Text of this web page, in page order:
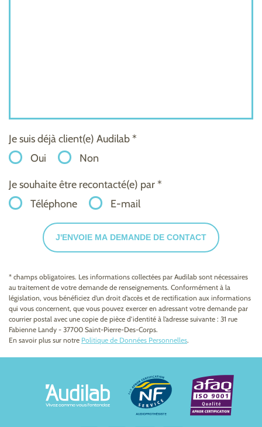
Je suis déjà client(e) Audilab *
Oui
Non
Je souhaite être recontacté(e) par *
Téléphone
E-mail
J'ENVOIE MA DEMANDE DE CONTACT
* champs obligatoires. Les informations collectées par Audilab sont nécessaires
au traitement de votre demande de renseignements. Conformément à la
législation, vous bénéficiez d’un droit d’accès et de rectification aux informations
qui vous concernent, que vous pouvez exercer en adressant votre demande par
courrier postal avec une copie de pièce d’identité à l’adresse suivante : 31 rue
Fabienne Landy - 37700 Saint-Pierre-Des-Corps.
En savoir plus sur notre Politique de Données Personnelles.